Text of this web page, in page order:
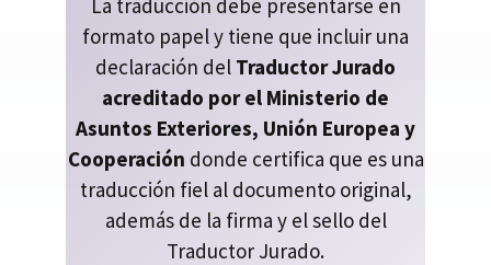
La traducción debe presentarse en
formato papel y tiene que incluir una
declaración del Traductor Jurado
acreditado por el Ministerio de
Asuntos Exteriores, Unión Europea y
Cooperación donde certifica que es una
traducción fiel al documento original,
además de la firma y el sello del
Traductor Jurado.